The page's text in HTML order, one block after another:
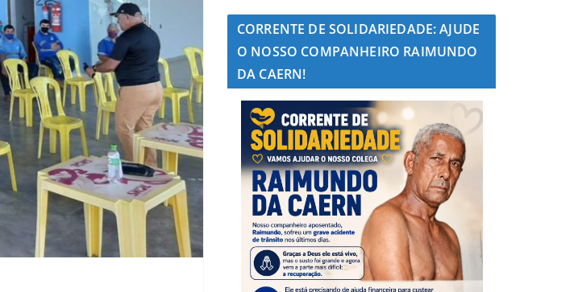
CORRENTE DE SOLIDARIEDADE: AJUDE
O NOSSO COMPANHEIRO RAIMUNDO
DA CAERN!